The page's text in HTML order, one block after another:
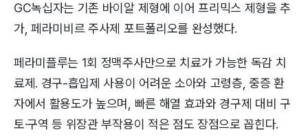
GC녹십자는 기존 바이알 제형에 이어 프리믹스 제형을 추
가, 페라미비르 주사제 포트폴리오를 완성했다.
페라미플루는 1회 정맥주사만으로 치료가 가능한 독감 치
료제. 경구-흡입제 사용이 어려운 소아와 고령층, 중증 환
자에서 활용도가 높으며, 빠른 해열 효과와 경구제 대비 구
토·구역 등 위장관 부작용이 적은 점도 장점으로 꼽힌다.